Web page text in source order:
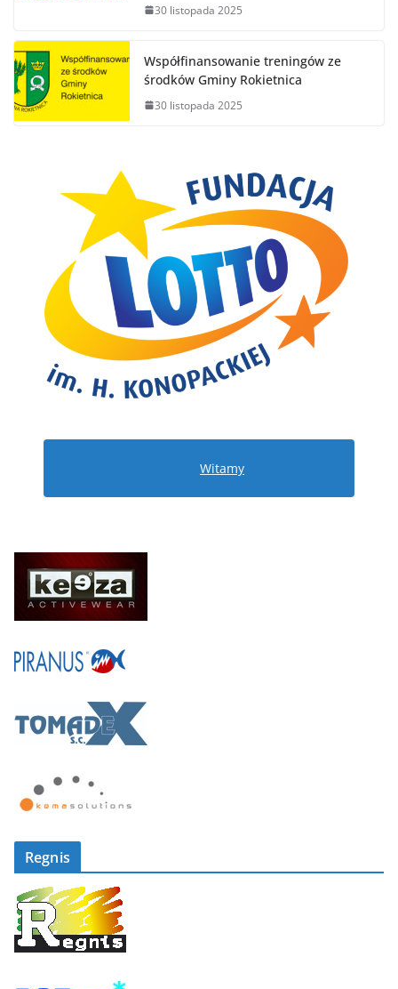
30 listopada 2025
Współfinansowanie treningów ze
środków Gminy Rokietnica
30 listopada 2025
Witamy
Regnis